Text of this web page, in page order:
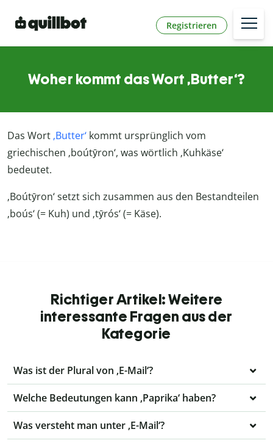
Registrieren
Woher kommt das Wort ‚Butter‘?
Das Wort ‚Butter‘ kommt ursprünglich vom
griechischen ‚boútȳron‘, was wörtlich ‚Kuhkäse‘
bedeutet.
‚Boútȳron‘setzt sich zusammen aus den Bestandteilen
‚boús‘ (= Kuh) und ‚tȳrós‘(= Käse).
Richtiger Artikel: Weitere
interessante Fragen aus der
Kategorie
Was ist der Plural von ‚E-Mail‘?
Welche Bedeutungen kann ‚Paprika‘ haben?
Was versteht man unter ‚E-Mail‘?